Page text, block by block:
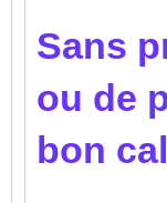
Sans
ou de
bon